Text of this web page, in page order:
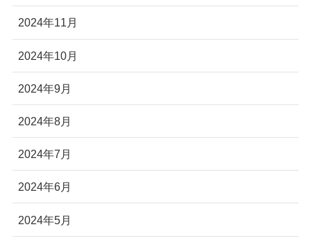
2024年11月
2024年10月
2024年9月
2024年8月
2024年7月
2024年6月
2024年5月